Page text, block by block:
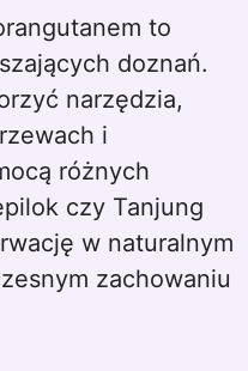
to
doznań.
narzędzia,
i
różnych
czy Tanjung
w naturalnym
zachowaniu